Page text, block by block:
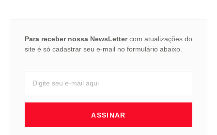
Para receber nossa NewsLettercom atualizações do
site é só cadastrar seu e-mail no formulário abaixo.
ASSINAR